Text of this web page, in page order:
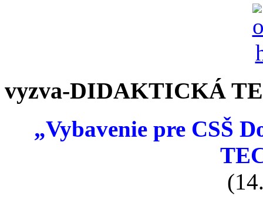
vyzva-DIDAKTICKÁ
„Vybavenie pre CSŠ